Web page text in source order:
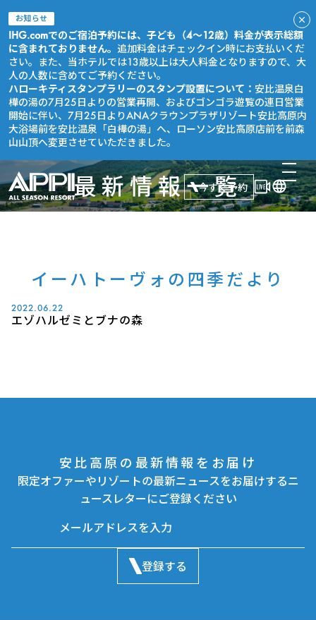
お知らせ
IHG.comでのご宿泊予約には、子ども（4～12歳）料金が表示総額
に含まれておりません。 追加料金はチェックイン時にお支払いくだ
さい。また、当ホテルでは13歳以上は大人料金となりますので、大
人の人数に含めてご予約ください。
ハローキティスタンプラリーのスタンプ設置について： 安比温泉白
樺の湯の7月25日よりの営業再開、およびゴンゴラ遊覧の連日営業
開始に伴い、7月25日よりANAクラウンプラザリゾート安比高原内
大浴場前を安比温泉「白樺の湯」へ、ローソン安比高原店前を前森
山山頂へ変更させていただきました。
今すぐ予約
最新情報一覧
イーハトーヴォの四季だより
2022.06.22
エゾハルゼミとブナの森
安比高原の最新情報をお届け
限定オファーやリゾートの最新ニュースをお届けするニ
ュースレターにご登録ください
登録する